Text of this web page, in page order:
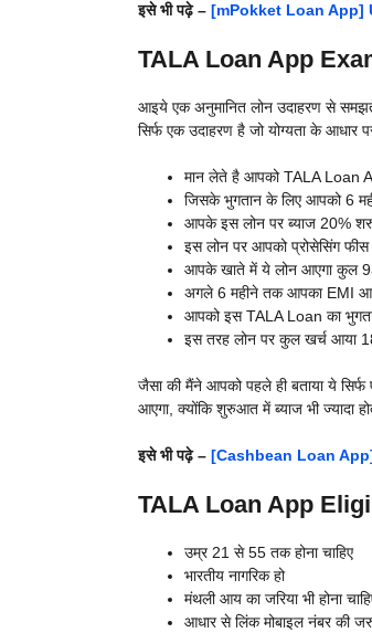
इसे भी पढ़े – [mPokket Loan App]
TALA Loan App
आइये एक अनुमानित लोन उदाहरण से
सिर्फ एक उदाहरण है जो योग्यता के आधार
मान लेते है आपको TALA Loan
जिसके भुगतान के लिए आपको 6
आपके इस लोन पर ब्याज 20%
इस लोन पर आपको प्रोसेसिंग
आपके खाते में ये लोन आएगा कुल
अगले 6 महीने तक आपका EMI
आपको इस TALA Loan का
इस तरह लोन पर कुल खर्च आया
जैसा की मैंने आपको पहले ही बताया ये
आएगा, क्योंकि शुरुआत में ब्याज भी ज्यादा
इसे भी पढ़े – [Cashbean Loan App]
TALA Loan App
उम्र 21 से 55 तक होना चाहिए
भारतीय नागरिक हो
मंथली आय का जरिया भी होना
आधार से लिंक मोबाइल नंबर की